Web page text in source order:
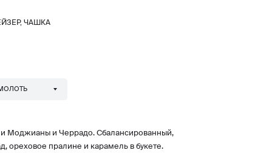
ЧАШКА
Моджианы и Черрадо. Сбалансированный,
ореховое пралине и карамель в букете.